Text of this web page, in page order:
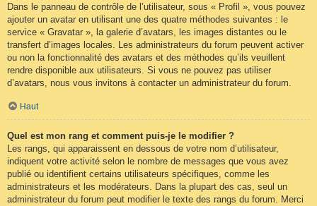
Dans le panneau de contrôle de l’utilisateur, sous « Profil », vous pouvez
ajouter un avatar en utilisant une des quatre méthodes suivantes : le
service « Gravatar », la galerie d’avatars, les images distantes ou le
transfert d’images locales. Les administrateurs du forum peuvent activer
ou non la fonctionnalité des avatars et des méthodes qu’ils veuillent
rendre disponible aux utilisateurs. Si vous ne pouvez pas utiliser
d’avatars, nous vous invitons à contacter un administrateur du forum.
Haut
Quel est mon rang et comment puis-je le modifier ?
Les rangs, qui apparaissent en dessous de votre nom d’utilisateur,
indiquent votre activité selon le nombre de messages que vous avez
publié ou identifient certains utilisateurs spécifiques, comme les
administrateurs et les modérateurs. Dans la plupart des cas, seul un
administrateur du forum peut modifier le texte des rangs du forum. Merci